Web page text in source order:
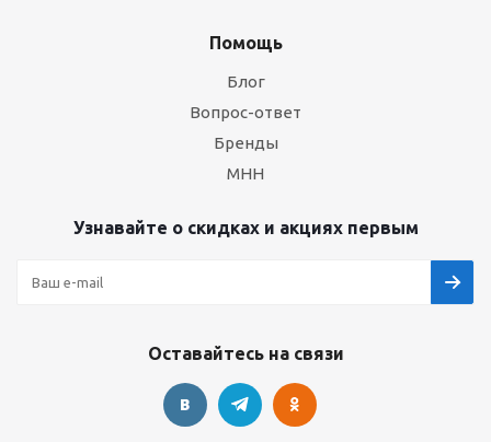
Помощь
Блог
Вопрос-ответ
Бренды
МНН
Узнавайте о скидках и акциях первым
Оставайтесь на связи